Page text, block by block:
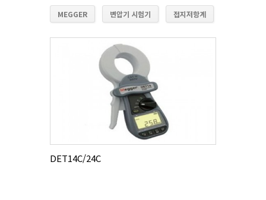
MEGGER 변압기 시험기 접지저항계
DET14C/24C